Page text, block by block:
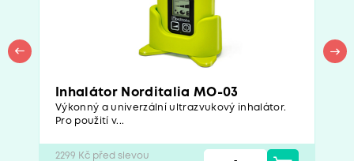
Inhalátor Norditalia MO-03
Výkonný a univerzální ultrazvukový inhalátor.
Pro použití v...
2299 Kč před slevou